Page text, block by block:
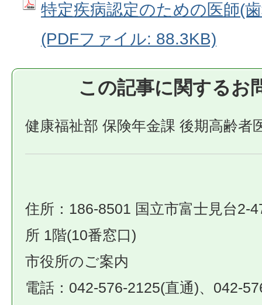
特定疾病認定のための医師(
(PDFファイル: 88.3KB)
この記事に関するお
健康福祉部 保険年金課 後期高齢者
住所：186-8501 国立市富士見台2-
所 1階(10番窓口)
市役所のご案内
電話：042-576-2125(直通)、042-